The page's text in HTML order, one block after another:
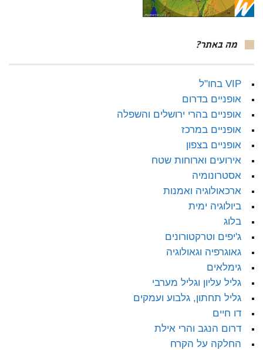
מה באתר?
VIP בחו"ל
אופניים בדרום
אופניים בהרי ירושלים והשפלה
אופניים במרכז
אופניים בצפון
אירועים וארוחות שטח
אסטרונומיה
ארכאולוגיה ואמנות
ביולוגיה ימית
בלוג
ג'יפים וטרקטורונים
גאוגרפיה וגאולוגיה
גימלאים
גליל עליון וגליל מערבי
גליל תחתון, גלבוע ועמקים
דו חיים
דרום הנגב והרי אילת
החלקה על הקרח